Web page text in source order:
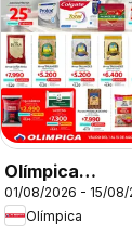
Olímpica
catálogo Más
puntos, más
01/08/2026 - 15/08/
Olímpica